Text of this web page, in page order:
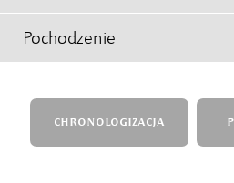
Pochodzenie
CHRONOLOGIZACJA